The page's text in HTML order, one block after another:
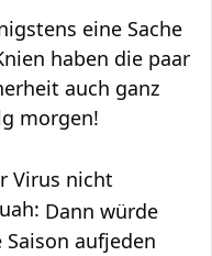
eine Sache
haben die paar
auch ganz
morgen!
Virus nicht
Dann würde
aufjeden